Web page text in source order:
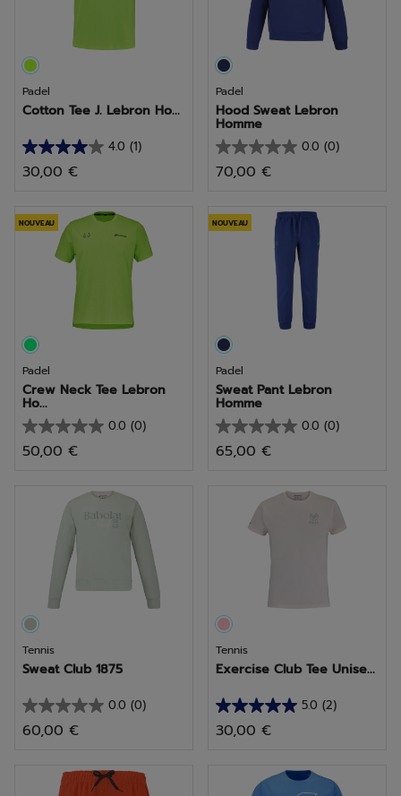
Padel
Cotton Tee J. Lebron Ho...
4.0 (1)
4.0
sur
étoiles.
30,00 €
Padel
Hood Sweat Lebron
Homme
0.0 (0)
0.0
sur
étoiles.
70,00 €
NOUVEAU
Padel
Crew Neck Tee Lebron
Ho...
0.0 (0)
0.0
sur
étoiles.
50,00 €
NOUVEAU
Padel
Sweat Pant Lebron
Homme
0.0 (0)
0.0
sur
étoiles.
65,00 €
Tennis
Sweat Club 1875
0.0 (0)
0.0
sur
étoiles.
60,00 €
Tennis
Exercise Club Tee Unise...
5.0 (2)
5.0
sur
étoiles.
30,00 €